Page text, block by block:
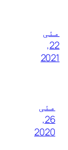
مئی
22,
2021
مئی
26,
2020